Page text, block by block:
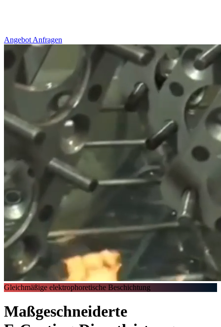
Angebot Anfragen
Gleichmäßige elektrophoretische Beschichtung
Maßgeschneiderte